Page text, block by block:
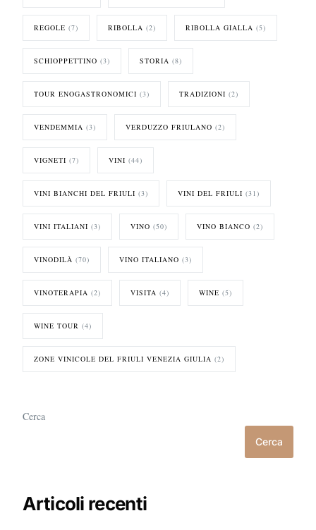
REGOLE (7) RIBOLLA (2) RIBOLLA GIALLA (5)
SCHIOPPETTINO (3) STORIA (8)
TOUR ENOGASTRONOMICI (3) TRADIZIONI (2)
VENDEMMIA (3) VERDUZZO FRIULANO (2)
VIGNETI (7) VINI (44)
VINI BIANCHI DEL FRIULI (3) VINI DEL FRIULI (31)
VINI ITALIANI (3) VINO (50) VINO BIANCO (2)
VINODILÀ (70) VINO ITALIANO (3)
VINOTERAPIA (2) VISITA (4) WINE (5)
WINE TOUR (4)
ZONE VINICOLE DEL FRIULI VENEZIA GIULIA (2)
Cerca
Cerca
Articoli recenti